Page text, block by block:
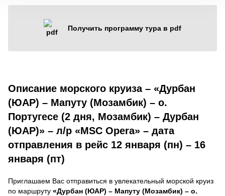
Получить программу тура в pdf
Описание морского круиза – «Дурбан
(ЮАР) – Мапуту (Мозамбик) – о.
Португесе (2 дня, Мозамбик) – Дурбан
(ЮАР)» – л/р «MSC Opera» – дата
отправления в рейс 12 января (пн) – 16
января (пт)
Приглашаем Вас отправиться в увлекательный морской круиз
по маршруту «Дурбан (ЮАР) – Мапуту (Мозамбик) – о.